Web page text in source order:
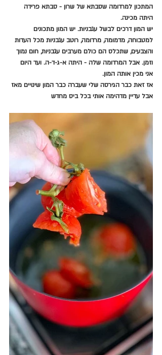
המתכון למרדומה שסבתא של שרון - סבתא פרידה
היתה מכינה.
יש המון דרכים לבשל עגבניות. יש המון מתכונים
למטבוחה, מדמומה, מרדומה, רוטב עגבניות מכל העדות
והצבעים, שתכלס הם כולם מערבים עגבניות, חום נמוך
וזמן. אבל המרדומה שלה - היתה א-ג-ד-ה. ועד היום
אני מכין אותה המון.
אז זאת כבר הגירסה שלי שעברה כבר המון שינויים מאז
אבל עדיין מדהימה אותי בכל ביס מחדש